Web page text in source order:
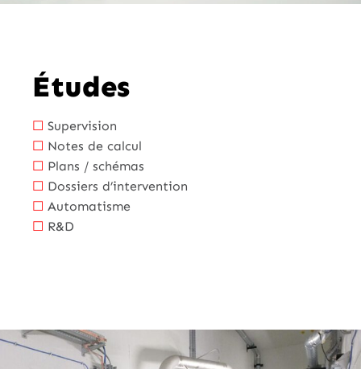
Études
☐ Supervision
☐ Notes de calcul
☐ Plans / schémas
☐ Dossiers d’intervention
☐ Automatisme
☐ R&D